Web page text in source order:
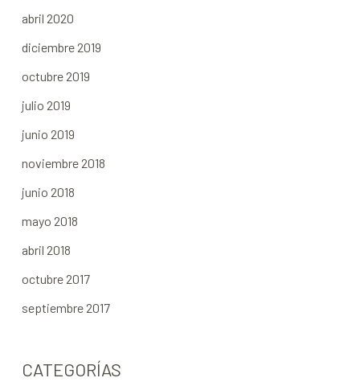
abril 2020
diciembre 2019
octubre 2019
julio 2019
junio 2019
noviembre 2018
junio 2018
mayo 2018
abril 2018
octubre 2017
septiembre 2017
CATEGORÍAS